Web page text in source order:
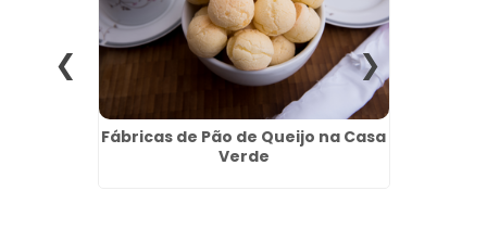
Fábricas de Pão de Queijo na Casa
Verde